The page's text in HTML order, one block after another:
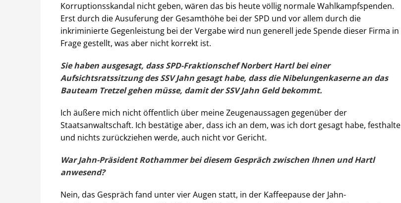
Korruptionsskandal nicht geben, wären das bis heute völlig normale Wahlkampfspenden.
Erst durch die Ausuferung der Gesamthöhe bei der SPD und vor allem durch die
inkriminierte Gegenleistung bei der Vergabe wird nun generell jede Spende dieser Firma in
Frage gestellt, was aber nicht korrekt ist.
Sie haben ausgesagt, dass SPD-Fraktionschef Norbert Hartl bei einer
Aufsichtsratssitzung des SSV Jahn gesagt habe, dass die Nibelungenkaserne an das
Bauteam Tretzel gehen müsse, damit der SSV Jahn Geld bekommt.
Ich äußere mich nicht öffentlich über meine Zeugenaussagen gegenüber der
Staatsanwaltschaft. Ich bestätige aber, dass ich an dem, was ich dort gesagt habe, festhalte
und nichts zurückziehen werde, auch nicht vor Gericht.
War Jahn-Präsident Rothammer bei diesem Gespräch zwischen Ihnen und Hartl
anwesend?
Nein, das Gespräch fand unter vier Augen statt, in der Kaffeepause der Jahn-